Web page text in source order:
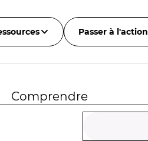
Passer à l'action
Comprendre